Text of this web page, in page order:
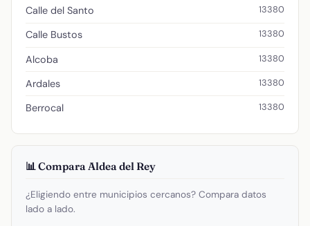
Calle del Santo 13380
Calle Bustos 13380
Alcoba 13380
Ardales 13380
Berrocal 13380
📊 Compara Aldea del Rey
¿Eligiendo entre municipios cercanos? Compara datos
lado a lado.